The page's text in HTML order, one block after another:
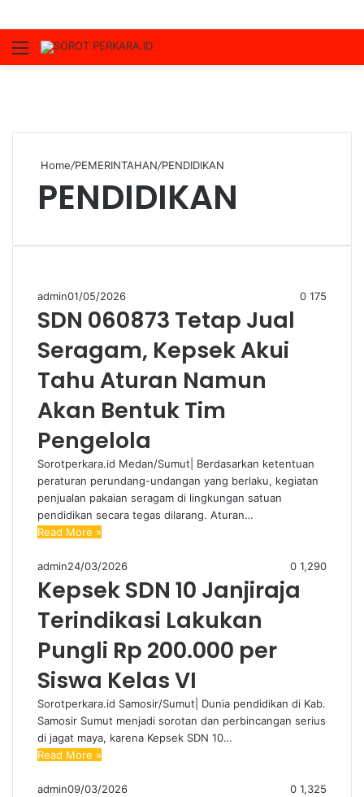
Menu
Home/PEMERINTAHAN/PENDIDIKAN
PENDIDIKAN
admin01/05/2026 0 175
SDN 060873 Tetap Jual
Seragam, Kepsek Akui
Tahu Aturan Namun
Akan Bentuk Tim
Pengelola
Sorotperkara.id Medan/Sumut| Berdasarkan ketentuan
peraturan perundang-undangan yang berlaku, kegiatan
penjualan pakaian seragam di lingkungan satuan
pendidikan secara tegas dilarang. Aturan…
Read More »
admin24/03/2026 0 1,290
Kepsek SDN 10 Janjiraja
Terindikasi Lakukan
Pungli Rp 200.000 per
Siswa Kelas VI
Sorotperkara.id Samosir/Sumut| Dunia pendidikan di Kab.
Samosir Sumut menjadi sorotan dan perbincangan serius
di jagat maya, karena Kepsek SDN 10…
Read More »
admin09/03/2026 0 1,325